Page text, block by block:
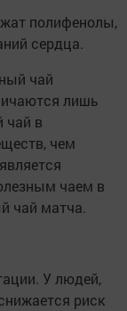
полифенолы,
сердца.
чай
лишь
чай в
чем
чаем в
чай матча.
У людей,
риск